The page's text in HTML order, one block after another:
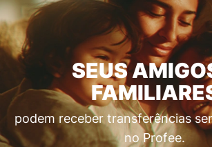
SEUS
podem receber transferências
no Profee.